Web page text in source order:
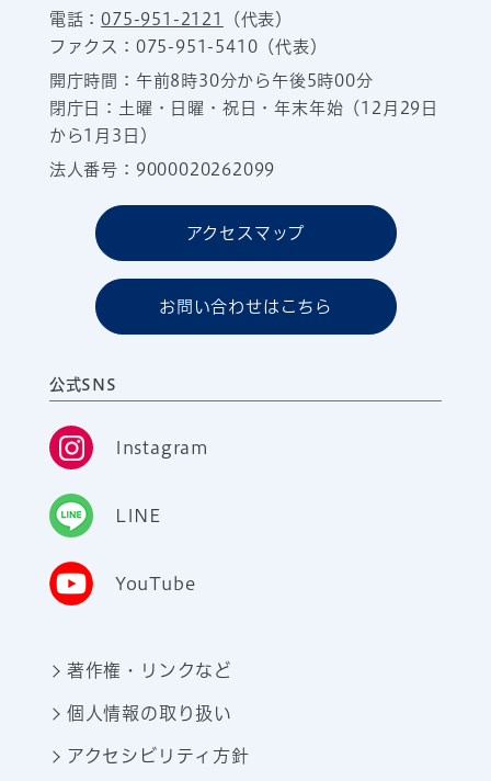
電話：075-951-2121
（代表）
ファクス：075-951-5410（代表）
開庁時間：午前8時30分から午後5時00分
閉庁日：土曜・日曜・祝日・年末年始（12月29日
から1月3日）
法人番号：9000020262099
アクセスマップ
お問い合わせはこちら
公式SNS
Instagram
LINE
YouTube
著作権・リンクなど
個人情報の取り扱い
アクセシビリティ方針